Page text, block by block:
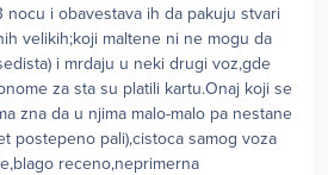
i obavestava ih da pakuju stvari
velikih;koji maltene ni ne mogu da
i mrdaju u neki drugi voz,gde
za sta su platili kartu.Onaj koji se
zna da u njima malo-malo pa nestane
postepeno pali),cistoca samog voza
receno,neprimerna